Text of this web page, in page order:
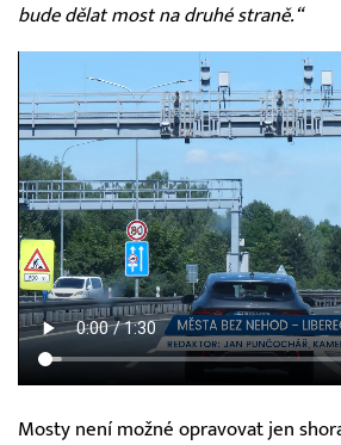
bude dělat most na druhé straně.“
Mosty není možné opravovat jen